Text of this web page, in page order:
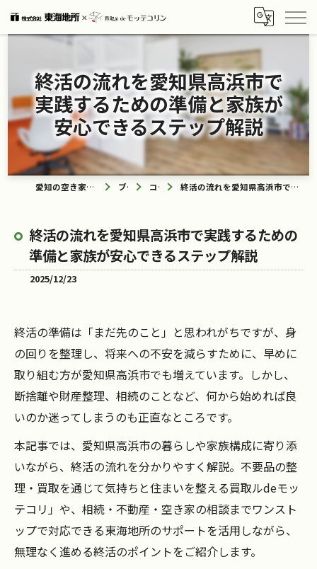
終活の流れを愛知県高浜市で
実践するための準備と家族が
安心できるステップ解説
愛知の空き家なら買取ル de モッテコリン ブログ コラム 終活の流れを愛知県高浜市で実践するための準備と家族が安心できるステップ解説
終活の流れを愛知県高浜市で実践するための
準備と家族が安心できるステップ解説
2025/12/23
終活の準備は「まだ先のこと」と思われがちですが、身
の回りを整理し、将来への不安を減らすために、早めに
取り組む方が愛知県高浜市でも増えています。しかし、
断捨離や財産整理、相続のことなど、何から始めれば良
いのか迷ってしまうのも正直なところです。
本記事では、愛知県高浜市の暮らしや家族構成に寄り添
いながら、終活の流れを分かりやすく解説。不要品の整
理・買取を通じて気持ちと住まいを整える買取ルdeモッ
テコリ」や、相続・不動産・空き家の相談までワンスト
ップで対応できる東海地所のサポートを活用しながら、
無理なく進める終活のポイントをご紹介します。